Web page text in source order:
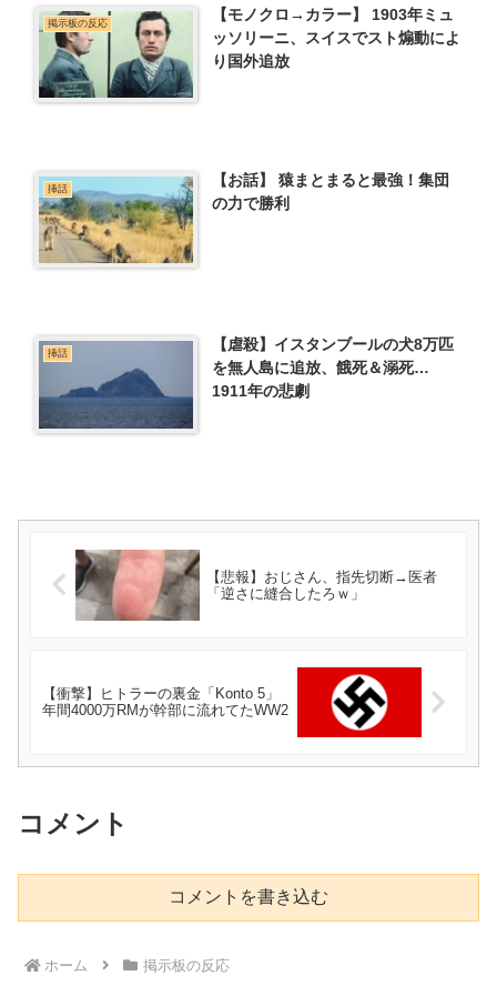
掲示板の反応
【モノクロ→カラー】 1903年ミュ
ッソリーニ、スイスでスト煽動によ
り国外追放
挿話
【お話】 猿まとまると最強！集団
の力で勝利
挿話
【虐殺】イスタンブールの犬8万匹
を無人島に追放、餓死＆溺死…
1911年の悲劇
【悲報】おじさん、指先切断→医者
「逆さに縫合したろｗ」
【衝撃】ヒトラーの裏金「Konto 5」
年間4000万RMが幹部に流れてたWW2
コメント
コメントを書き込む
ホーム 掲示板の反応